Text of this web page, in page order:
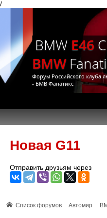
/
BMW E46
BMW
Форум Российского клуба
- БМВ Фанатикс
Новая G11
Отправить друзьям через
Список форумов Автомир